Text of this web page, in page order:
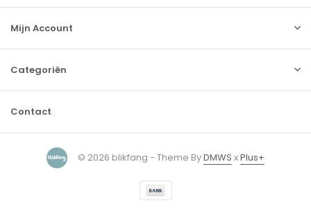
Mijn Account
Categoriën
Contact
© 2026 blikfang - Theme ByDMWS xPlus+